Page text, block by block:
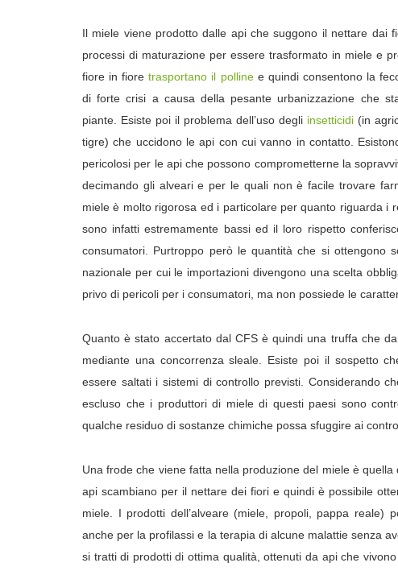
Il miele viene prodotto dalle api che suggono il nettare dai
processi di maturazione per essere trasformato in miele e
fiore in fiore trasportano il pollinee quindi consentono la
di forte crisi a causa della pesante urbanizzazione che
piante. Esiste poi il problema dell’uso degli insetticidi (in
tigre) che uccidono le api con cui vanno in contatto.
pericolosi per le api che possono comprometterne la
decimando gli alveari e per le quali non è facile trovare
miele è molto rigorosa ed i particolare per quanto riguarda i
sono infatti estremamente bassi ed il loro rispetto
consumatori. Purtroppo però le quantità che si ottengono
nazionale per cui le importazioni divengono una scelta
privo di pericoli per i consumatori, ma non possiede le
Quanto è stato accertato dal CFS è quindi una truffa che
mediante una concorrenza sleale. Esiste poi il sospetto
essere saltati i sistemi di controllo previsti. Considerando
escluso che i produttori di miele di questi paesi sono
qualche residuo di sostanze chimiche possa sfuggire ai
Una frode che viene fatta nella produzione del miele è
api scambiano per il nettare dei fiori e quindi è possibile
miele. I prodotti dell’alveare (miele, propoli, pappa reale)
anche per la profilassi e la terapia di alcune malattie senza
si tratti di prodotti di ottima qualità, ottenuti da api che